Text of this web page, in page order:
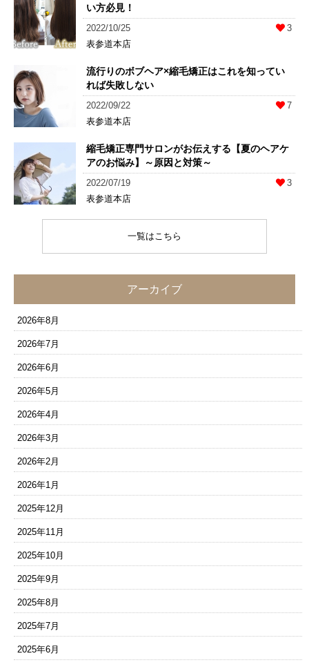
い方必見！
2022/10/25
3
表参道本店
流行りのボブヘア×縮毛矯正はこれを知ってい
れば失敗しない
2022/09/22
7
表参道本店
縮毛矯正専門サロンがお伝えする【夏のヘアケ
アのお悩み】～原因と対策～
2022/07/19
3
表参道本店
一覧はこちら
アーカイブ
2026年8月
2026年7月
2026年6月
2026年5月
2026年4月
2026年3月
2026年2月
2026年1月
2025年12月
2025年11月
2025年10月
2025年9月
2025年8月
2025年7月
2025年6月